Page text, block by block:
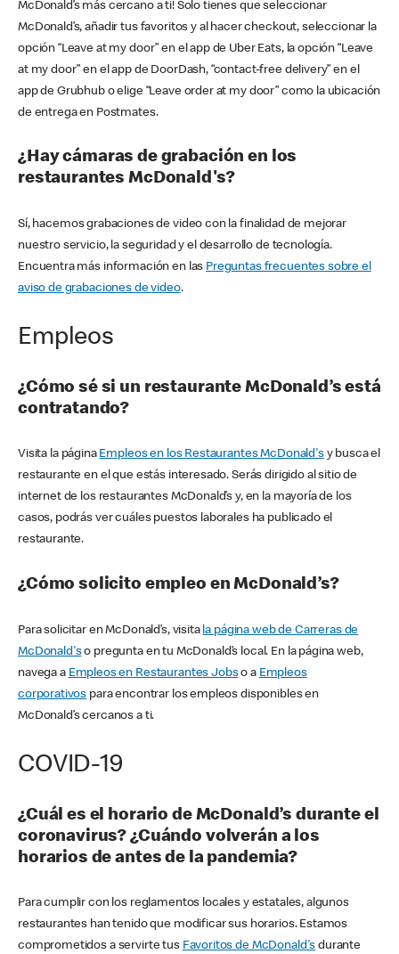
McDonald’s más cercano a ti! Solo tienes que seleccionar
McDonald’s, añadir tus favoritos y al hacer checkout, seleccionar la
opción “Leave at my door” en el app de Uber Eats, la opción “Leave
at my door” en el app de DoorDash, “contact-free delivery” en el
app de Grubhub o elige “Leave order at my door” como la ubicación
de entrega en Postmates.
¿Hay cámaras de grabación en los
restaurantes McDonald's?
Sí, hacemos grabaciones de video con la finalidad de mejorar
nuestro servicio, la seguridad y el desarrollo de tecnología.
Encuentra más información en las Preguntas frecuentes sobre el
aviso de grabaciones de video.
Empleos
¿Cómo sé si un restaurante McDonald’s está
contratando?
Visita la página Empleos en los Restaurantes McDonald'sy busca el
restaurante en el que estás interesado. Serás dirigido al sitio de
internet de los restaurantes McDonald’s y, en la mayoría de los
casos, podrás ver cuáles puestos laborales ha publicado el
restaurante.
¿Cómo solicito empleo en McDonald’s?
Para solicitar en McDonald’s, visita la página web de Carreras de
McDonald'so pregunta en tu McDonald’s local. En la página web,
navega a Empleos en Restaurantes Jobso a Empleos
corporativos para encontrar los empleos disponibles en
McDonald’s cercanos a ti.
COVID-19
¿Cuál es el horario de McDonald’s durante el
coronavirus? ¿Cuándo volverán a los
horarios de antes de la pandemia?
Para cumplir con los reglamentos locales y estatales, algunos
restaurantes han tenido que modificar sus horarios. Estamos
comprometidos a servirte tus Favoritos de McDonald's durante